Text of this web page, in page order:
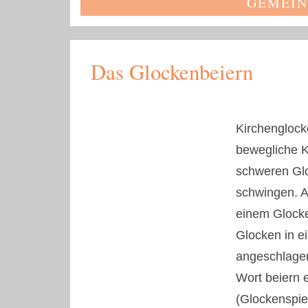
Das Glockenbeiern
bewegliche
schweren
schwingen.
einem
Glocken in
Wort beiern